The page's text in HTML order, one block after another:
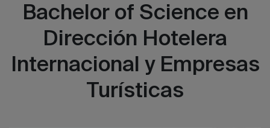
Bachelor of Science en
Dirección Hotelera
Internacional y Empresas
Turísticas